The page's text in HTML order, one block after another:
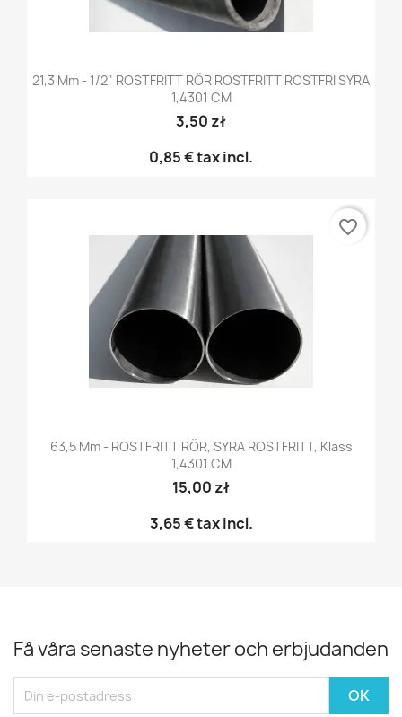
21,3 Mm - 1/2" ROSTFRITT RÖR ROSTFRITT ROSTFRI SYRA
1,4301 CM
3,50 zł
0,85 €tax incl.
63,5 Mm - ROSTFRITT RÖR, SYRA ROSTFRITT, Klass
1,4301 CM
15,00 zł
3,65 €tax incl.
favorite_border
Få våra senaste nyheter och erbjudanden